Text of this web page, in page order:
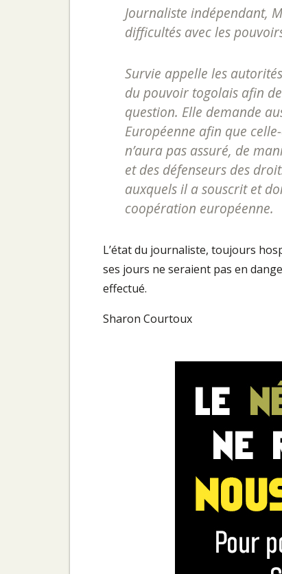
Journaliste indépendant,
difficultés avec les
Survie appelle les
du pouvoir togolais afin
question. Elle demande
Européenne afin que
n’aura pas assuré, de
et des défenseurs des
auxquels il a souscrit et
coopération européenne.
L’état du journaliste, toujours
ses jours ne seraient pas en
effectué.
Sharon Courtoux